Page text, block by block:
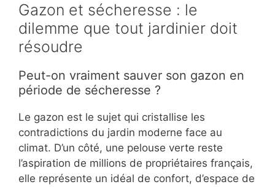
Gazon et sécheresse : le
dilemme que tout jardinier doit
résoudre
Peut-on vraiment sauver son gazon en
période de sécheresse ?
Le gazon est le sujet qui cristallise les
contradictions du jardin moderne face au
climat. D’un côté, une pelouse verte reste
l’aspiration de millions de propriétaires français,
elle représente un idéal de confort, d’espace de